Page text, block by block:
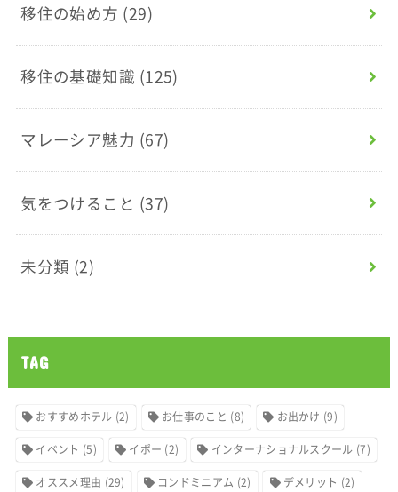
移住の始め方 (29)
移住の基礎知識 (125)
マレーシア魅力 (67)
気をつけること (37)
未分類 (2)
TAG
おすすめホテル (2) お仕事のこと (8) お出かけ (9)
イベント (5) イポー (2) インターナショナルスクール (7)
オススメ理由 (29) コンドミニアム (2) デメリット (2)